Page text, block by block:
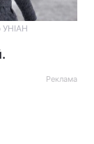
УНІАН
Реклама